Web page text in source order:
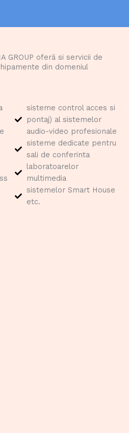
GROUP oferă si servicii de
din domeniul
sisteme control acces si
pontaj) al sistemelor
audio-video profesionale
sisteme dedicate pentru
sali de conferinta
laboratoarelor
multimedia
sistemelor Smart House
etc.